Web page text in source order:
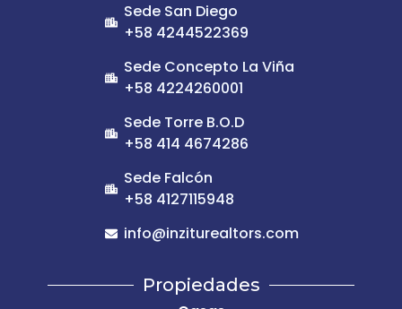
Sede San Diego
+58 4244522369
Sede Concepto La Viña
+58 4224260001
Sede Torre B.O.D
+58 414 4674286
Sede Falcón
+58 4127115948
info@inziturealtors.com
Propiedades